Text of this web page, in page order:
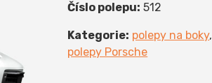
Číslo polepu: 512
Kategorie: polepy na boky,
polepy Porsche